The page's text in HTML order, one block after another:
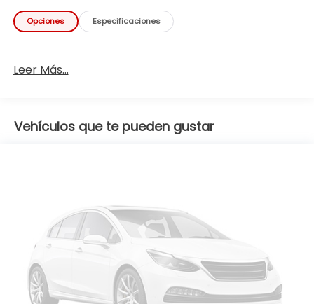
Opciones Especificaciones
Leer Más...
Vehículos que te pueden gustar